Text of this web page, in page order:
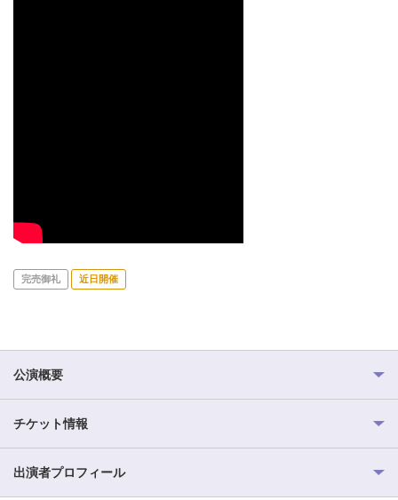
完売御礼 近日開催
公演概要
チケット情報
出演者プロフィール